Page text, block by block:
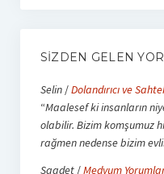
SIZDEN GELEN
Selin/Dolandırıcı ve
“Maalesef ki insanların
olabilir. Bizim komşumuz
rağmen nedense bizim
Saadet/Medyum